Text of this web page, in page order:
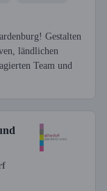
Gestalten
ländlichen
Team und